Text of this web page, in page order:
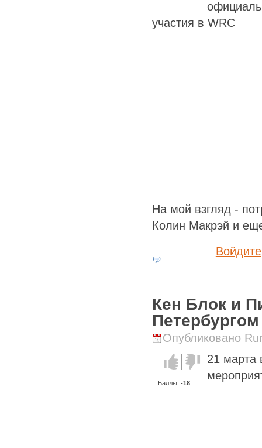
участия в WRC
На мой взгляд -
Колин Макрэй и
Войдите
Кен Блок и
Петербургом
Опубликовано
Голос за!Голос
против!
Баллы: -18
21 марта